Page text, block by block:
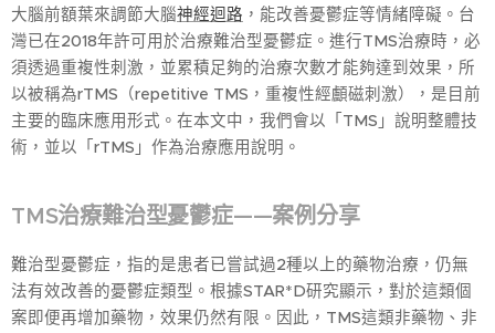
大腦前額葉來調節大腦神經迴路 ，能改善憂鬱症等情緒障礙。台
灣已在2018年許可用於治療難治型憂鬱症。進行TMS治療時，必
須透過重複性刺激，並累積足夠的治療次數才能夠達到效果，所
以被稱為rTMS（repetitive TMS，重複性經顱磁刺激），是目前
主要的臨床應用形式。在本文中，我們會以「TMS」說明整體技
術，並以「rTMS」作為治療應用說明。
TMS治療難治型憂鬱症——案例分享
難治型憂鬱症，指的是患者已嘗試過2種以上的藥物治療，仍無
法有效改善的憂鬱症類型。根據STAR*D研究顯示，對於這類個
案即便再增加藥物，效果仍然有限。因此，TMS這類非藥物、非